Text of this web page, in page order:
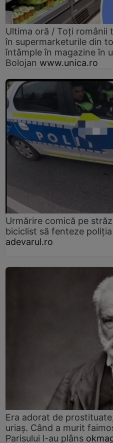
Ultima oră / Toți românii
în supermarketurile din
întâmple în magazine în
Bolojan www.unica.ro
Urmărire comică pe
biciclist să fenteze
adevarul.ro
Era adorat de
uriaș. Când a murit
Parisului l-au plâns